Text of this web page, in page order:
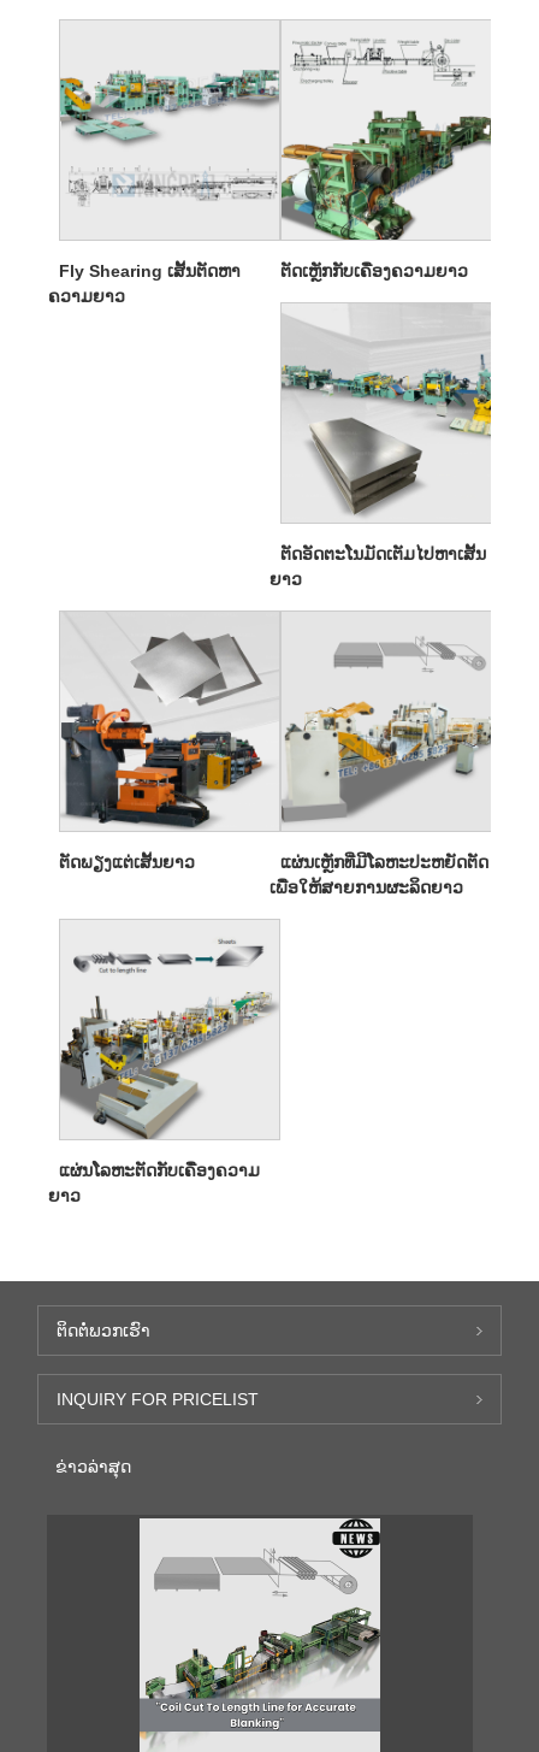
Fly Shearing ເສັ້ນຕັດຫາ
ຄວາມຍາວ
ຕັດເຫຼັກກັບເຄື່ອງຄວາມຍາວ
ຕັດອັດຕະໂນມັດເຕັມໄປຫາເສັ້ນ
ຍາວ
ຕັດພຽງແຕ່ເສັ້ນຍາວ
ແຜ່ນເຫຼັກທີ່ມີໂລຫະປະຫຍັດຕັດ
ເພື່ອໃຫ້ສາຍການຜະລິດຍາວ
ແຜ່ນໂລຫະຕັດກັບເຄື່ອງຄວາມ
ຍາວ
ຕິດ​ຕໍ່​ພວກ​ເຮົາ
INQUIRY FOR PRICELIST
ຂ່າວ​ລ່າ​ສຸດ